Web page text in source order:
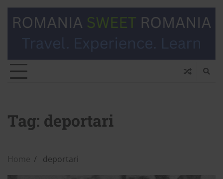
Tag: deportari
Home deportari